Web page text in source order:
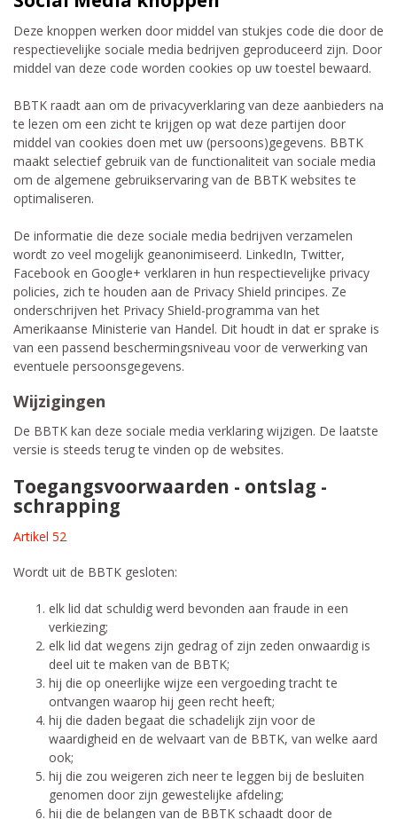
Deze knoppen werken door middel van stukjes code die door de
respectievelijke sociale media bedrijven geproduceerd zijn. Door
middel van deze code worden cookies op uw toestel bewaard.
BBTK raadt aan om de privacyverklaring van deze aanbieders na
te lezen om een zicht te krijgen op wat deze partijen door
middel van cookies doen met uw (persoons)gegevens. BBTK
maakt selectief gebruik van de functionaliteit van sociale media
om de algemene gebruikservaring van de BBTK websites te
optimaliseren.
De informatie die deze sociale media bedrijven verzamelen
wordt zo veel mogelijk geanonimiseerd. LinkedIn, Twitter,
Facebook en Google+ verklaren in hun respectievelijke privacy
policies, zich te houden aan de Privacy Shield principes. Ze
onderschrijven het Privacy Shield-programma van het
Amerikaanse Ministerie van Handel. Dit houdt in dat er sprake is
van een passend beschermingsniveau voor de verwerking van
eventuele persoonsgegevens.
Wijzigingen
De BBTK kan deze sociale media verklaring wijzigen. De laatste
versie is steeds terug te vinden op de websites.
Toegangsvoorwaarden - ontslag -
schrapping
Artikel 52
Wordt uit de BBTK gesloten:
elk lid dat schuldig werd bevonden aan fraude in een
verkiezing;
elk lid dat wegens zijn gedrag of zijn zeden onwaardig is
deel uit te maken van de BBTK;
hij die op oneerlijke wijze een vergoeding tracht te
ontvangen waarop hij geen recht heeft;
hij die daden begaat die schadelijk zijn voor de
waardigheid en de welvaart van de BBTK, van welke aard
ook;
hij die zou weigeren zich neer te leggen bij de besluiten
genomen door zijn gewestelijke afdeling;
hij die de belangen van de BBTK schaadt door de